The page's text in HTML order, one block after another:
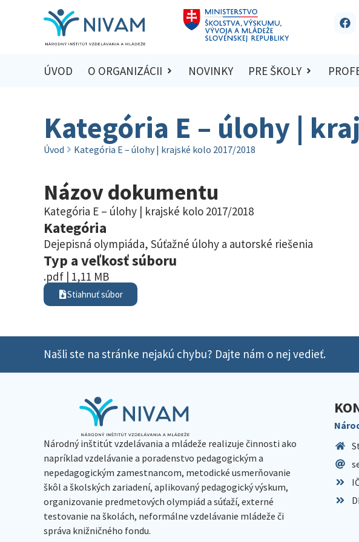
ÚVOD O ORGANIZÁCII NOVINKY PRE ŠKOLY
Kategória E – úlohy |
Úvod Kategória E – úlohy | krajské kolo 2017/2018
Názov dokumentu
Kategória E – úlohy | krajské kolo 2017/2018
Kategória
Dejepisná olympiáda, Súťažné úlohy a autorské riešenia
Typ a veľkosť súboru
.pdf | 1,11 MB
Stiahnuť súbor
Našli ste na stránke nejakú chybu? Dajte nám o nej vedieť.
Národný inštitút vzdelávania a mládeže realizuje činnosti ako
napríklad vzdelávanie a poradenstvo pedagogickým a
nepedagogickým zamestnancom, metodické usmerňovanie
škôl a školských zariadení, aplikovaný pedagogický výskum,
organizovanie predmetových olympiád a súťaží, externé
testovanie na školách, neformálne vzdelávanie mládeže či
správa knižničného fondu.